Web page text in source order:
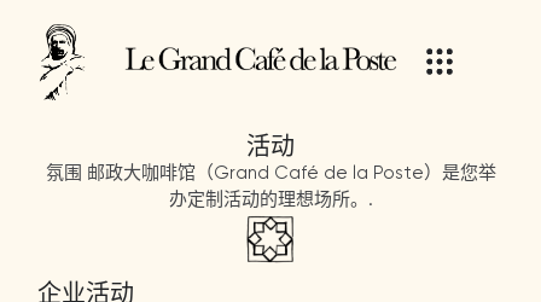
活动
氛围 邮政大咖啡馆（Grand Café de la Poste）是您举
办定制活动的理想场所。.
企业活动